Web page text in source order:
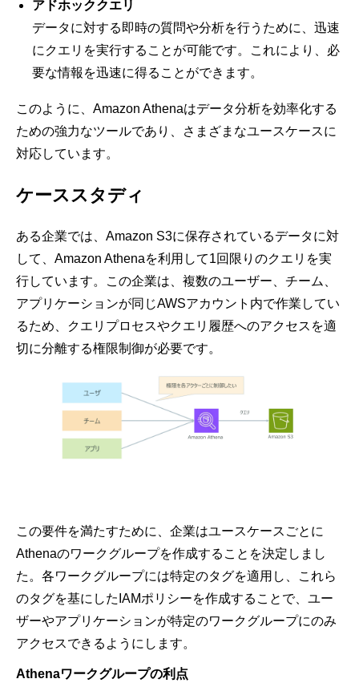
アドホッククエリ
データに対する即時の質問や分析を行うために、迅速
にクエリを実行することが可能です。これにより、必
要な情報を迅速に得ることができます。
このように、Amazon Athenaはデータ分析を効率化する
ための強力なツールであり、さまざまなユースケースに
対応しています。
ケーススタディ
ある企業では、Amazon S3に保存されているデータに対
して、Amazon Athenaを利用して1回限りのクエリを実
行しています。この企業は、複数のユーザー、チーム、
アプリケーションが同じAWSアカウント内で作業してい
るため、クエリプロセスやクエリ履歴へのアクセスを適
切に分離する権限制御が必要です。
この要件を満たすために、企業はユースケースごとに
Athenaのワークグループを作成することを決定しまし
た。各ワークグループには特定のタグを適用し、これら
のタグを基にしたIAMポリシーを作成することで、ユー
ザーやアプリケーションが特定のワークグループにのみ
アクセスできるようにします。
Athenaワークグループの利点